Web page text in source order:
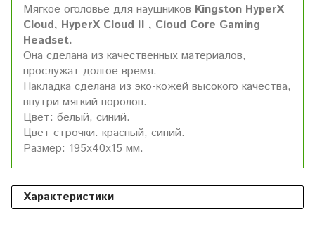
Мягкое оголовье для наушников Kingston HyperX
Cloud, HyperX Cloud II , Cloud Core Gaming
Headset.
Она сделана из качественных материалов,
прослужат долгое время.
Накладка сделана из эко-кожей высокого качества,
внутри мягкий поролон.
Цвет: белый, синий.
Цвет строчки: красный, синий.
Размер: 195х40х15 мм.
Характеристики